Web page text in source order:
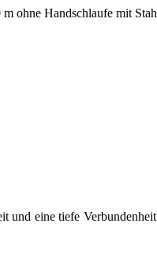
ohne Handschlaufe mit
eine tiefe